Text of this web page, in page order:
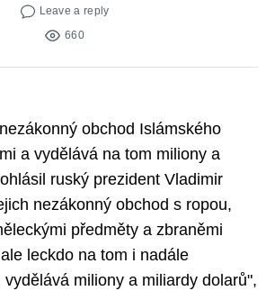
Leave a reply
660
obchod Islámského
a vydělává na tom miliony a
ruský prezident Vladimir
nezákonný obchod s ropou,
předměty a zbraněmi
leckdo na tom i nadále
miliony a miliardy dolarů",